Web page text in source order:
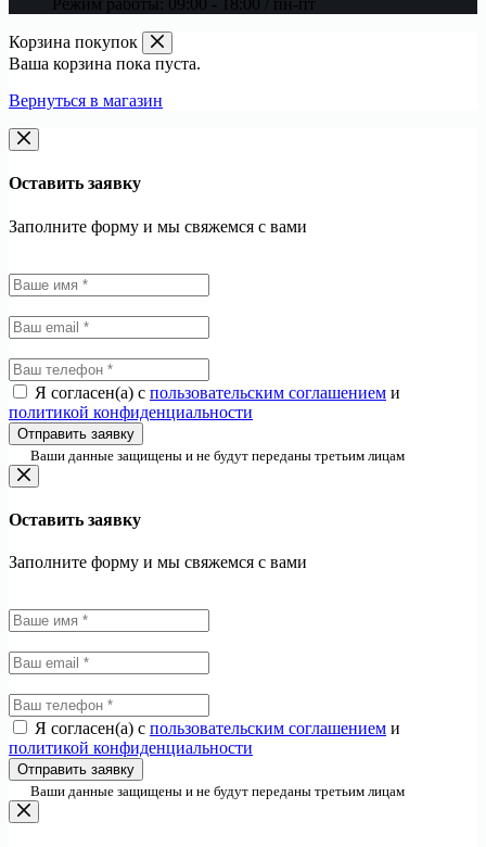
Режим работы: 09:00 - 18:00 / пн-пт
Корзина покупок
Ваша корзина пока пуста.
Вернуться в магазин
Оставить заявку
Заполните форму и мы свяжемся с вами
Я согласен(а) с пользовательским соглашением и
политикой конфиденциальности
Отправить заявку
Ваши данные защищены и не будут переданы третьим лицам
Оставить заявку
Заполните форму и мы свяжемся с вами
Я согласен(а) с пользовательским соглашением и
политикой конфиденциальности
Отправить заявку
Ваши данные защищены и не будут переданы третьим лицам